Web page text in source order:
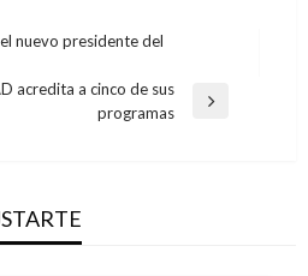
nuevo presidente del
acredita a cinco de sus
programas